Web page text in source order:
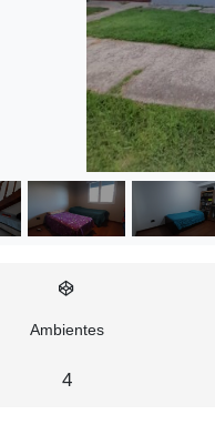
Ambientes
4